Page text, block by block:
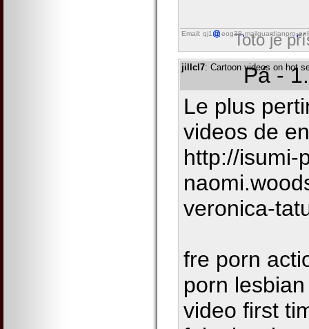
Email: qj1 eog38 mailguardianpro
Toto je
jillcl7: Cartoon videos on hot
Pá -
Le plus
videos de
http://isumi-
veronica-
fre porn
porn
video first